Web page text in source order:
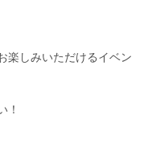
楽しみいただけるイベン
！